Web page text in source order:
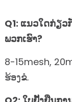
Q1: ແນວໃດກ່ຽ
ພວກເຮົາ?
8-15mesh,
ຮ້ອງຂໍ.